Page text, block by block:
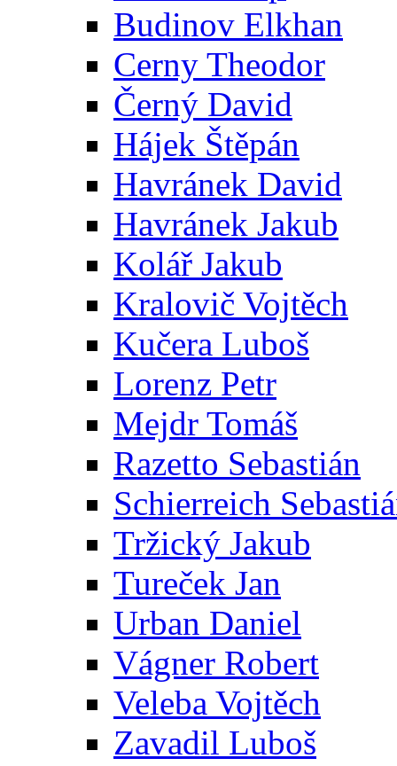
Budinov Elkhan
Cerny Theodor
Černý David
Hájek Štěpán
Havránek David
Havránek Jakub
Kolář Jakub
Kralovič Vojtěch
Kučera Luboš
Lorenz Petr
Mejdr Tomáš
Razetto Sebastián
Schierreich
Tržický Jakub
Tureček Jan
Urban Daniel
Vágner Robert
Veleba Vojtěch
Zavadil Luboš